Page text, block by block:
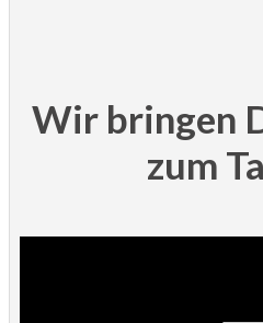
Wir bringen
zum